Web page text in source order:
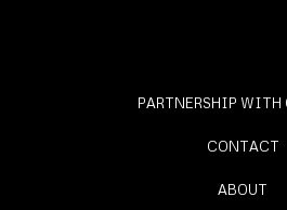
PARTNERSHIP WITH
CONTACT
ABOUT